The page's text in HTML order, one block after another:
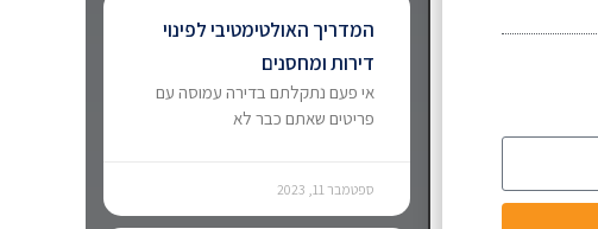
המדריך האולטימטיבי לפינוי
דירות ומחסנים
אי פעם נתקלתם בדירה עמוסה עם
פריטים שאתם כבר לא
ספטמבר 11, 2023